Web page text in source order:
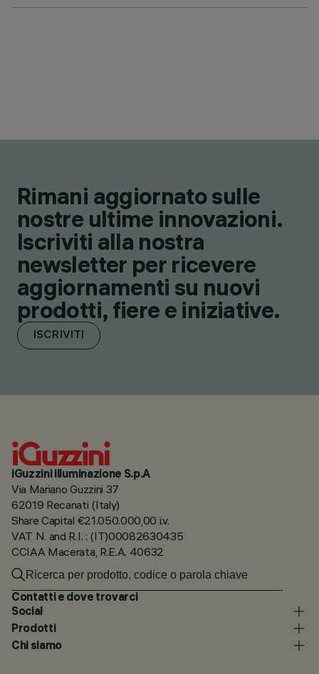
Rimani aggiornato sulle
nostre ultime innovazioni.
Iscriviti alla nostra
newsletter per ricevere
aggiornamenti su nuovi
prodotti, fiere e iniziative.
ISCRIVITI
iGuzzini illuminazione S.p.A
Via Mariano Guzzini 37
62019 Recanati (Italy)
Share Capital €21.050.000,00 i.v.
VAT N. and R.I. : (IT)00082630435
CCIAA Macerata, R.E.A. 40632
Contatti e dove trovarci
Social
Prodotti
Chi siamo